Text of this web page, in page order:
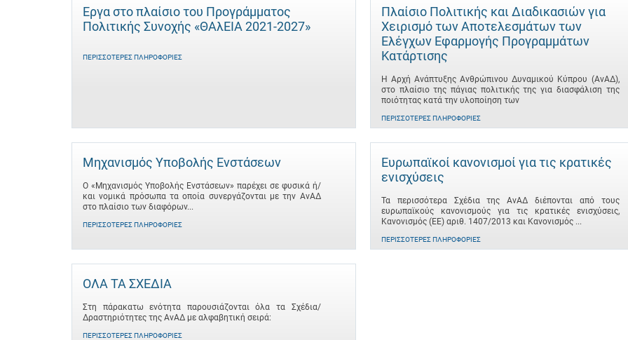
Έργα στο πλαίσιο του Προγράμματος
Πολιτικής Συνοχής «ΘΑλΕΙΑ 2021-2027»
ΠΕΡΙΣΣΌΤΕΡΕΣ ΠΛΗΡΟΦΟΡΊΕΣ
Πλαίσιο Πολιτικής και Διαδικασιών για
Χειρισμό των Αποτελεσμάτων των
Ελέγχων Εφαρμογής Προγραμμάτων
Κατάρτισης
Η Αρχή Ανάπτυξης Ανθρώπινου Δυναμικού Κύπρου (ΑνΑΔ),
στο πλαίσιο της πάγιας πολιτικής της για διασφάλιση της
ποιότητας κατά την υλοποίηση των
ΠΕΡΙΣΣΌΤΕΡΕΣ ΠΛΗΡΟΦΟΡΊΕΣ
Μηχανισμός Υποβολής Ενστάσεων
Ο «Μηχανισμός Υποβολής Ενστάσεων» παρέχει σε φυσικά ή/
και νομικά πρόσωπα τα οποία συνεργάζονται με την ΑνΑΔ
στο πλαίσιο των διαφόρων...
ΠΕΡΙΣΣΌΤΕΡΕΣ ΠΛΗΡΟΦΟΡΊΕΣ
Ευρωπαϊκοί κανονισμοί για τις κρατικές
ενισχύσεις
Τα περισσότερα Σχέδια της ΑνΑΔ διέπονται από τους
ευρωπαϊκούς κανονισμούς για τις κρατικές ενισχύσεις,
Κανονισμός (ΕΕ) αριθ. 1407/2013 και Κανονισμός ...
ΠΕΡΙΣΣΌΤΕΡΕΣ ΠΛΗΡΟΦΟΡΊΕΣ
ΟΛΑ ΤΑ ΣΧΕΔΙΑ
Στη πάρακατω ενότητα παρουσιάζονται όλα τα Σχέδια/
Δραστηριότητες της ΑνΑΔ με αλφαβητική σειρά:
ΠΕΡΙΣΣΌΤΕΡΕΣ ΠΛΗΡΟΦΟΡΊΕΣ